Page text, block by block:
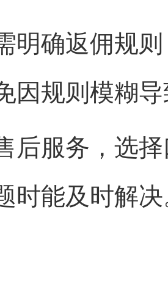
明确返佣规
因规则模糊
后服务，选
时能及时解